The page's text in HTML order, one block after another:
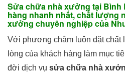
Sửa chữa nhà xưởng tại
hàng nhanh nhất, chất lượng
xưởng chuyên nghiệp của
Với phương châm luôn đặt chất
lòng của khách hàng làm mục
đời dịch vụ sửa chữa nhà